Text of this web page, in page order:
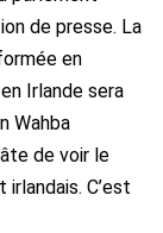
de presse. La
en
Irlande sera
Wahba
de voir le
C’est